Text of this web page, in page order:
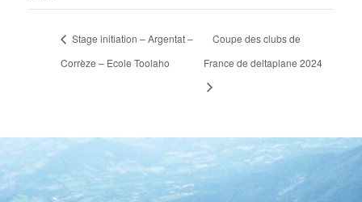
Stage initiation – Argentat –
Corrèze – Ecole Toolaho
Coupe des clubs de
France de deltaplane 2024